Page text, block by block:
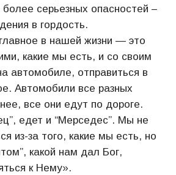
более серьезных опасностей –
в гордость.
в нашей жизни — это
какие мы есть, и со своим
автомобиле, отправиться в
Автомобили все разных
все они едут по дороге.
едет и “Мерседес”. Мы не
из-за того, какие мы есть, но
какой нам дал Бог,
к Нему».